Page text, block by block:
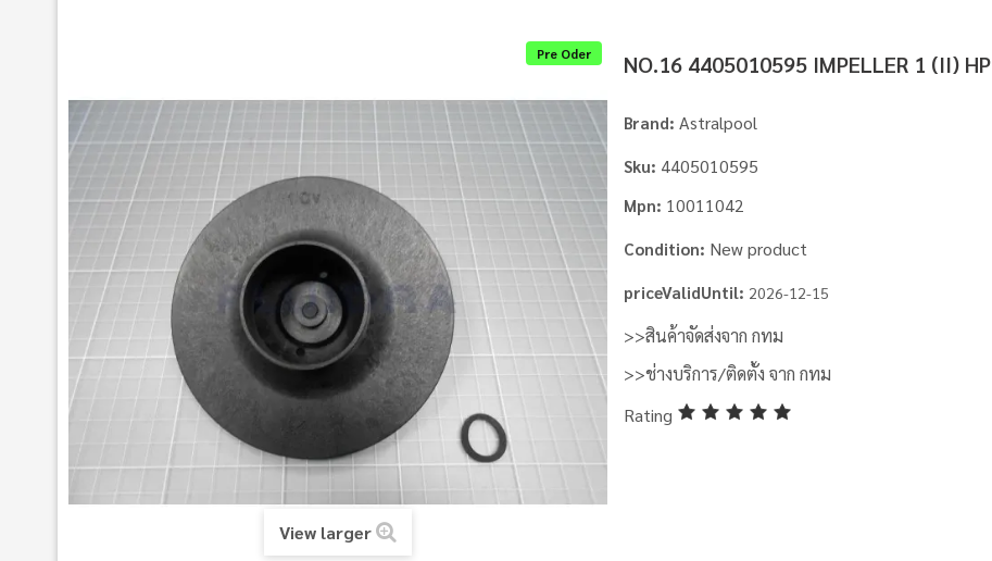
Pre Oder
View larger
NO.16 4405010595 IMPELLER 1 (II) HP
Brand: Astralpool
Sku: 4405010595
Mpn: 10011042
Condition: New product
priceValidUntil: 2026-12-15
>>สินค้าจัดส่งจาก กทม
>>ช่างบริการ/ติดตั้ง จาก กทม
Rating